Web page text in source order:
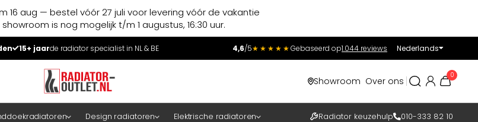
16 aug — bestel vóór 27 juli voor levering vóór de vakantie
is nog mogelijk t/m 1 augustus, 16:30 uur.
15+ jaarde radiator specialist in NL & BE 4,6/5★★★★★Gebaseerd op1.044 reviews Nederlands
Showroom Over ons
0
Design radiatoren Elektrische radiatoren Radiator keuzehulp 010-333 82 10